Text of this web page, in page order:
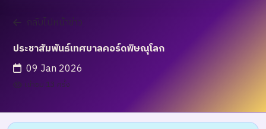
กลับไปหน้าข่าว
ประชาสัมพันธ์เทศบาลคอร์ดพิษณุโลก
09 Jan 2026
เข้าชม 13 ครั้ง